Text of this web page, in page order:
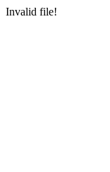
Invalid file!